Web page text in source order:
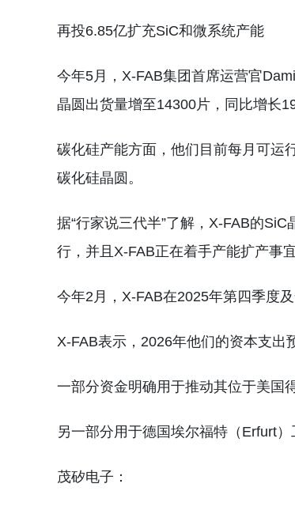
再投6.85亿扩充SiC和微系统产能
今年5月，X-FAB集团首席运营官
晶圆出货量增至14300片，同比增长
碳化硅产能方面，他们目前每月可
碳化硅晶圆。
据“行家说三代半”了解，X-FAB的
行，并且X-FAB正在着手产能扩产事宜
今年2月，X-FAB在2025年第四季度
X-FAB表示，2026年他们的资本支出
一部分资金明确用于推动其位于美国
另一部分用于德国埃尔福特（Erfurt
茂矽电子：